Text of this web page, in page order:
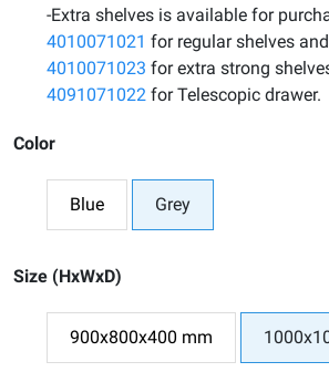
-Extra shelves is available for
4010071021 for regular shelves
4010071023 for extra strong
4091071022 for Telescopic drawer.
Color
Blue Grey
Size (HxWxD)
900x800x400 mm